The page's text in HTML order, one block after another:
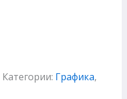
Категории: Графика,